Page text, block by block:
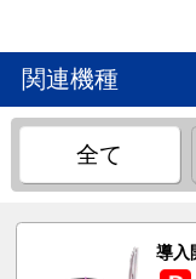
関連機種
全て
導入